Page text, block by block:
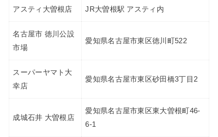
アスティ大曽根店
JR大曽根駅 アスティ内
名古屋市 徳川公設
市場
愛知県名古屋市東区徳川町522
スーパーヤマト大
幸店
愛知県名古屋市東区砂田橋3丁目2
成城石井 大曽根店
愛知県名古屋市東区東大曽根町46-
6-1